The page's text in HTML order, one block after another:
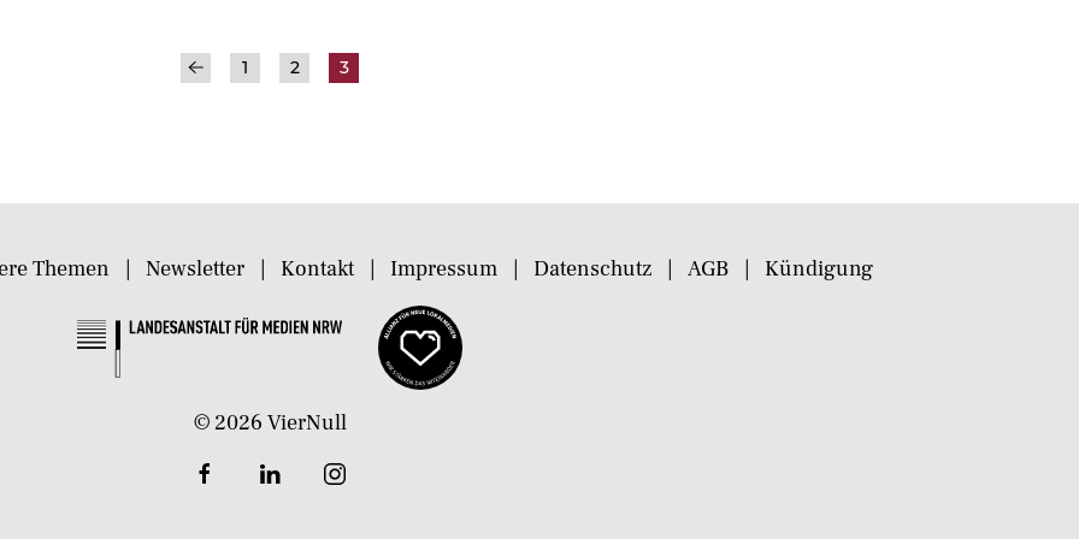
1 2 3
Themen Newsletter Kontakt Impressum Datenschutz AGB Kündigung
© 2026 VierNull